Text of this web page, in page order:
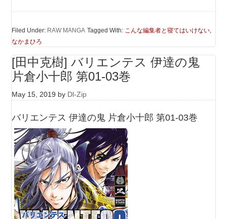
Filed Under: RAW MANGA Tagged With: こんな編集者と寝てはいけない,
なかまひろ
[田中克樹] バリエンテス 伊達の鬼
片倉小十郎 第01-03巻
May 15, 2019 by Dl-Zip
バリエンテス 伊達の鬼 片倉小十郎 第01-03巻